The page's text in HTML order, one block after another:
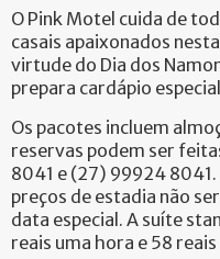
O Pink Motel cuida de
casais apaixonados
virtude do Dia dos
prepara cardápio
Os pacotes incluem
reservas podem ser
8041 e (27) 99924
preços de estadia não
data especial. A suíte
reais uma hora e 58